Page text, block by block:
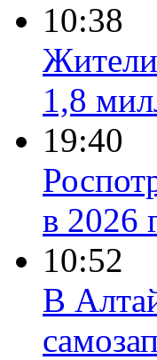
10:38
1,8
19:40
в 2026
10:52
В